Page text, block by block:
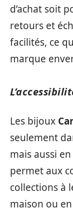
d’achat soit
retours et
facilités, ce
marque
Les bijoux
seulement
mais aussi
permet aux
collections à
maison ou